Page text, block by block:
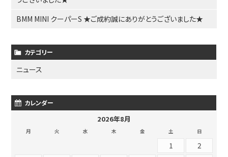
BMM MINI クーパーS ★ご成約誠にありがとうございました★
カテゴリー
ニュース
カレンダー
2026年8月
月 火 水 木 金 土 日
1
2